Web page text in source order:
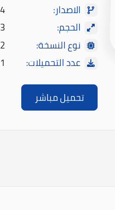
الاصدار:
الحجم:
نوع النسخة:
bit
عدد التحميلات:
تحميل مباشر